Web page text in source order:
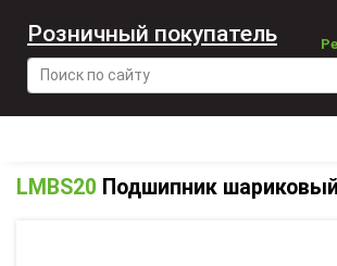
Розничный покупатель
LMBS20 Подшипник